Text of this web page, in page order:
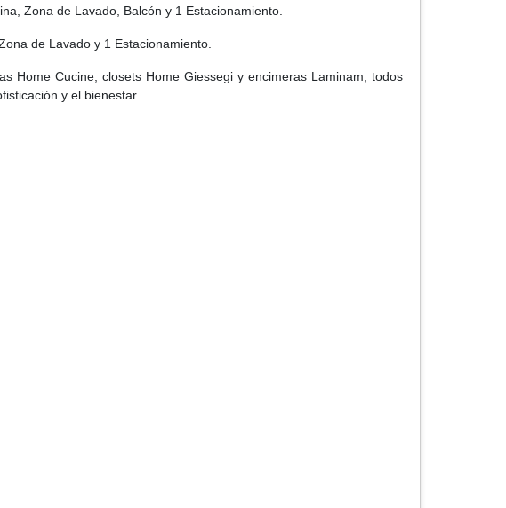
Zona de Lavado, Balcón y 1 Estacionamiento.
de Lavado y 1 Estacionamiento.
Home Cucine, closets Home Giessegi y encimeras Laminam, todos
y el bienestar.